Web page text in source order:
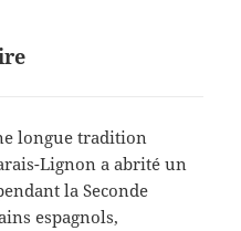
longue tradition
Lignon a abrité un
la Seconde
espagnols,